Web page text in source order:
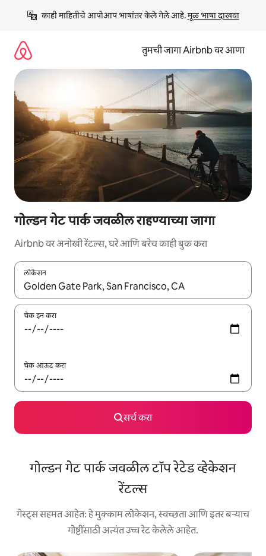
काही माहितीचे आपोआप भाषांतर केले गेले आहे. मूळ भाषा दाखवा
तुमची जागा Airbnb वर आणा
गोल्डन गेट पार्क जवळील राहण्याच्या जागा
Airbnb वर अनोखी रेंटल्स, घरे आणि बरेच काही बुक करा
लोकेशन
जेव्हा परिणाम उपलब्ध असतील, तेव्हा वरच्या आणि खाली बाणांच्या किजसह
चेक इन करा
चेक आऊट करा
सर्च करा
गोल्डन गेट पार्क जवळील टॉप रेटेड व्हेकेशन
रेंटल्स
गेस्ट्स सहमत आहेत: हे मुक्काम लोकेशन, स्वच्छता आणि इतर बऱ्याच
गोष्टींसाठी अत्यंत उच्च रेट केलेले आहेत.